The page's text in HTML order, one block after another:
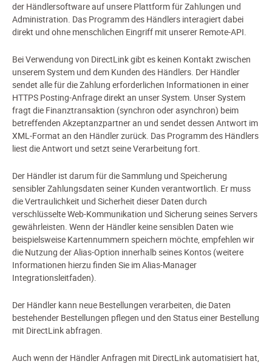
der Händlersoftware auf unsere Plattform für Zahlungen und
Administration. Das Programm des Händlers interagiert dabei
direkt und ohne menschlichen Eingriff mit unserer Remote-API.
Bei Verwendung von DirectLink gibt es keinen Kontakt zwischen
unserem System und dem Kunden des Händlers. Der Händler
sendet alle für die Zahlung erforderlichen Informationen in einer
HTTPS Posting-Anfrage direkt an unser System. Unser System
fragt die Finanztransaktion (synchron oder asynchron) beim
betreffenden Akzeptanzpartner an und sendet dessen Antwort im
XML-Format an den Händler zurück. Das Programm des Händlers
liest die Antwort und setzt seine Verarbeitung fort.
Der Händler ist darum für die Sammlung und Speicherung
sensibler Zahlungsdaten seiner Kunden verantwortlich. Er muss
die Vertraulichkeit und Sicherheit dieser Daten durch
verschlüsselte Web-Kommunikation und Sicherung seines Servers
gewährleisten. Wenn der Händler keine sensiblen Daten wie
beispielsweise Kartennummern speichern möchte, empfehlen wir
die Nutzung der Alias-Option innerhalb seines Kontos (weitere
Informationen hierzu finden Sie im Alias-Manager
Integrationsleitfaden).
Der Händler kann neue Bestellungen verarbeiten, die Daten
bestehender Bestellungen pflegen und den Status einer Bestellung
mit DirectLink abfragen.
Auch wenn der Händler Anfragen mit DirectLink automatisiert hat,